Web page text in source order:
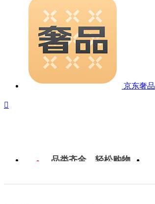
京东奢品

品类齐全，轻松购物